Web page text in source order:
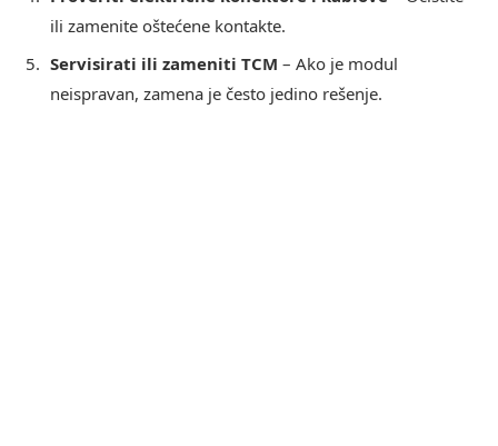
ili zamenite oštećene kontakte.
Servisirati ili zameniti TCM – Ako je modul
neispravan, zamena je često jedino rešenje.